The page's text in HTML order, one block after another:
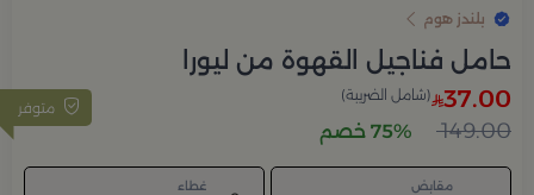
بلندز هوم
حامل فناجيل القهوة من ليورا
متوفر 37.00 (شامل الضريبة)
149.00 75% خصم
مقابض غطاء